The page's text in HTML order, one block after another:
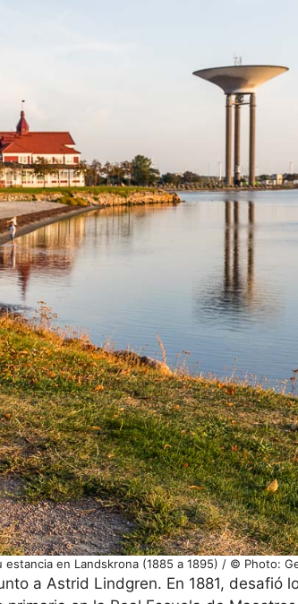
en Landskrona (1885 a 1895) / © Photo:
a Astrid Lindgren. En 1881, desafió